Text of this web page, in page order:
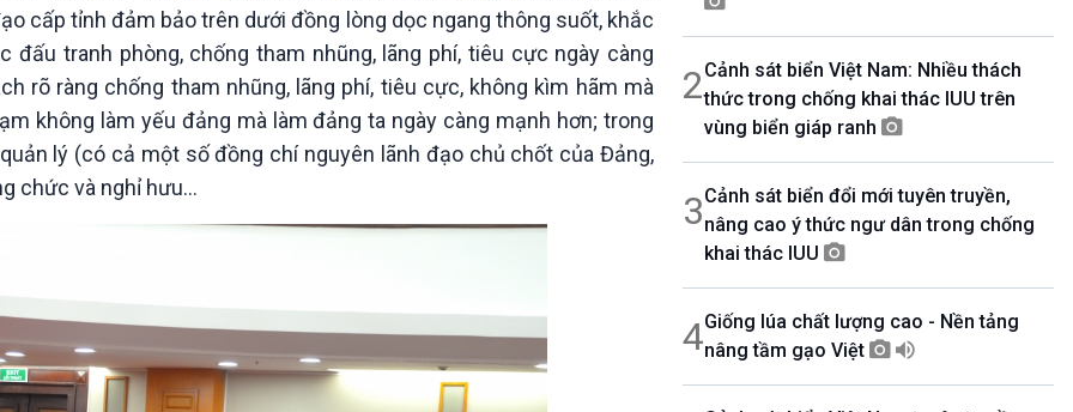
cấp tỉnh đảm bảo trên dưới đồng lòng dọc ngang thông suốt, khắc
tranh phòng, chống tham nhũng, lãng phí, tiêu cực ngày càng
rõ ràng chống tham nhũng, lãng phí, tiêu cực, không kìm hãm mà
không làm yếu đảng mà làm đảng ta ngày càng mạnh hơn; trong
lý (có cả một số đồng chí nguyên lãnh đạo chủ chốt của Đảng,
chức và nghỉ hưu…
2Cảnh sát biển Việt Nam: Nhiều thách
thức trong chống khai thác IUU trên
vùng biển giáp ranh
3Cảnh sát biển đổi mới tuyên truyền,
nâng cao ý thức ngư dân trong chống
khai thác IUU
4Giống lúa chất lượng cao - Nền tảng
nâng tầm gạo Việt